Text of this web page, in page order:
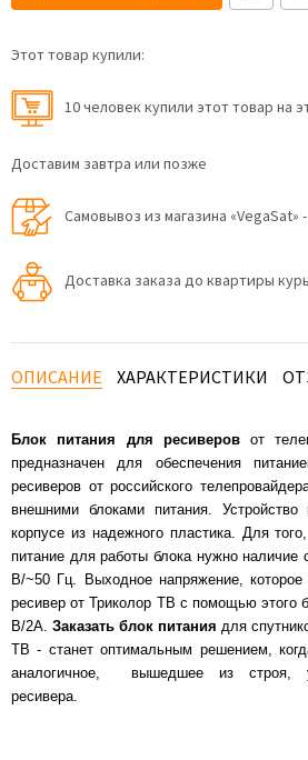
Этот товар купили:
10 человек купили этот товар на
Доставим завтра или позже
Самовывоз из магазина «VegaSat» -
Доставка заказа до квартиры
ОПИСАНИЕ ХАРАКТЕРИСТИКИ
Блок питания для ресиверовот
предназначен для обеспечения
ресиверов от российского
внешними блоками питания.
корпусе из надежного пластика. Для
питание для работы блока нужно наличие
В/~50 Гц. Выходное напряжение, которое
ресивер от Триколор ТВ с помощью этого
В/2A. Заказать блок питания для
ТВ - станет оптимальным решением,
аналогичное, вышедшее из строя,
ресивера.